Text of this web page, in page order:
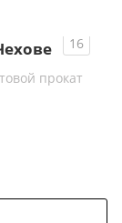
16
прокат